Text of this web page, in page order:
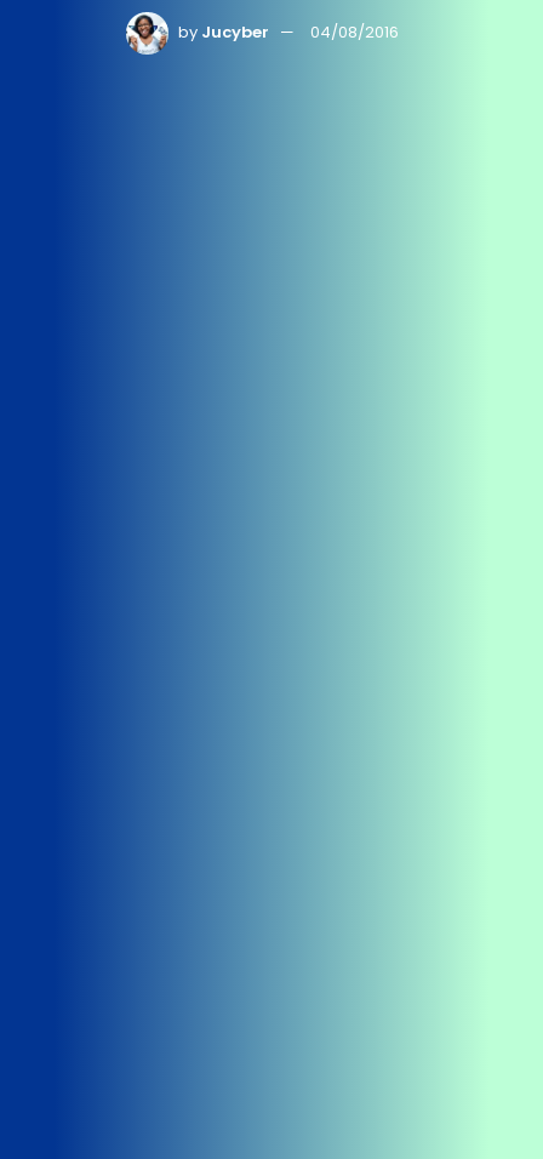
by Jucyber 04/08/2016